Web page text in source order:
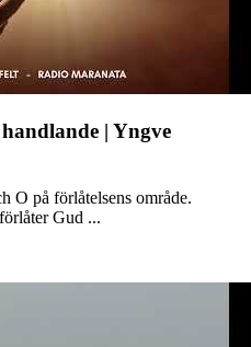
| Yngve
O på förlåtelsens område.
Gud ...